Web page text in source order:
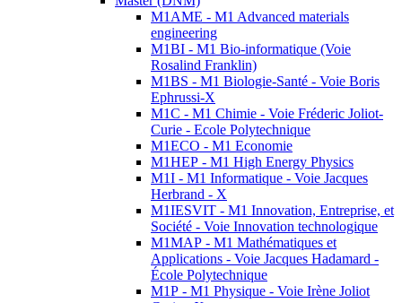
M1AME - M1 Advanced materials
engineering
M1BI - M1 Bio-informatique (Voie
Rosalind Franklin)
M1BS - M1 Biologie-Santé - Voie Boris
Ephrussi-X
M1C - M1 Chimie - Voie Fréderic Joliot-
Curie - Ecole Polytechnique
M1ECO - M1 Economie
M1HEP - M1 High Energy Physics
M1I - M1 Informatique - Voie Jacques
Herbrand - X
M1IESVIT - M1 Innovation, Entreprise, et
Société - Voie Innovation technologique
M1MAP - M1 Mathématiques et
Applications - Voie Jacques Hadamard -
École Polytechnique
M1P - M1 Physique - Voie Irène Joliot